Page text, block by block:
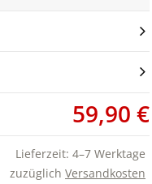
59,90 €
Lieferzeit: 4–7 Werktage
zuzüglich Versandkosten